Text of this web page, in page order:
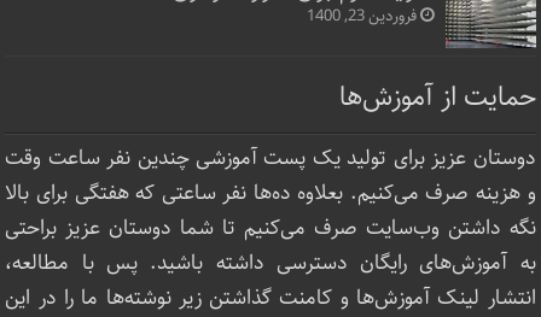
فروردین 23, 1400
حمایت از آموزش‌ها
دوستان عزیز برای تولید یک پست آموزشی چندین نفر ساعت‌ وقت
و هزینه صرف می‌کنیم. بعلاوه ده‌ها نفر ساعتی که هفتگی برای بالا
نگه داشتن وب‌سایت صرف ‌می‌کنیم تا شما دوستان عزیز براحتی
به آموزش‌های رایگان دسترسی داشته باشید. پس با مطالعه،
انتشار لینک‌ آموزش‌ها و کامنت گذاشتن زیر نوشته‌‌ها ما را در این